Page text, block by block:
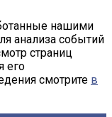
нашими
анализа событий
страниц
его
смотрите в